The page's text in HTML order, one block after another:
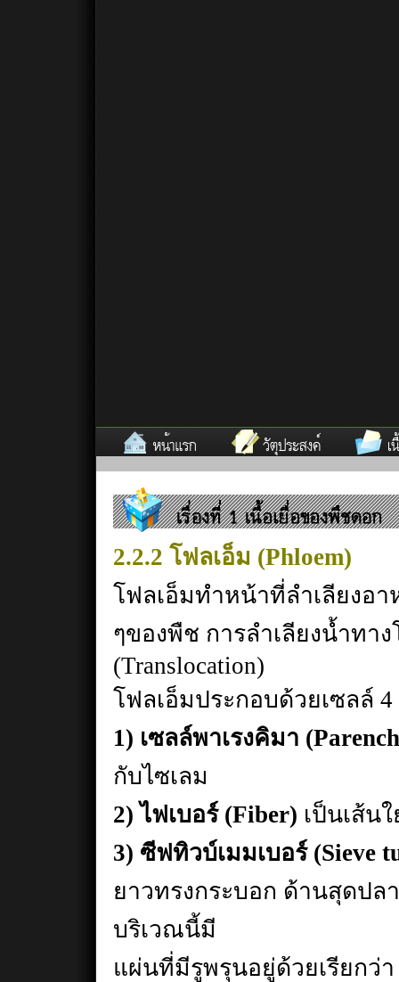
2.2.2 โฟลเอ็ม (Phloem)
โฟลเอ็มทำหน้าที่ลำเลียงอ
ๆของพืช การลำเลียงน้ำทา
(Translocation)
โฟลเอ็มประกอบด้วยเซลล์
1) เซลล์พาเรงคิมา
กับไซเลม
2) ไฟเบอร์ (Fiber) เป็นเส้น
3) ซีฟทิวบ์เมมเบอร์ (Sieve
ยาวทรงกระบอก ด้านสุดป
บริเวณนี้มี
แผ่นที่มีรูพรุนอยู่ด้วยเรียกว่